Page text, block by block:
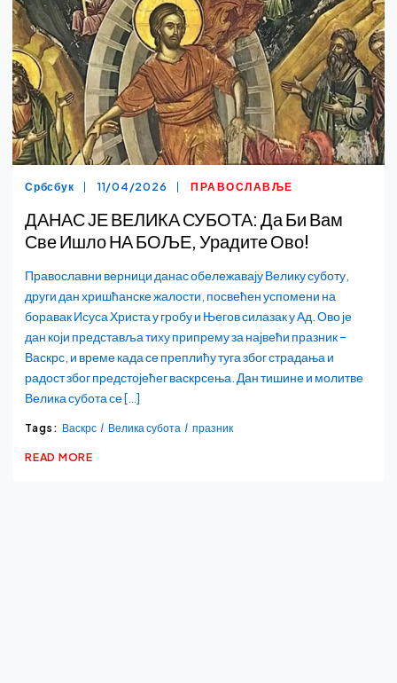
Србсбук 11/04/2026 ПРАВОСЛАВЉЕ
ДАНАС ЈЕ ВЕЛИКА СУБОТА: Да Би Вам
Све Ишло НА БОЉЕ, Урадите Ово!
Православни верници данас обележавају Велику суботу,
други дан хришћанске жалости, посвећен успомени на
боравак Исуса Христа у гробу и Његов силазак у Ад. Ово је
дан који представља тиху припрему за највећи празник –
Васкрс, и време када се преплићу туга због страдања и
радост због предстојећег васкрсења. Дан тишине и молитве
Велика субота се […]
Tags: Васкрс Велика субота празник
READ MORE